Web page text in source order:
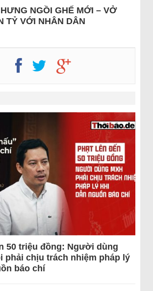
NGỒI GHẾ MỚI – VỞ
TỶ VỚI NHÂN DÂN
50 triệu đồng: Người dùng
phải chịu trách nhiệm pháp lý
báo chí